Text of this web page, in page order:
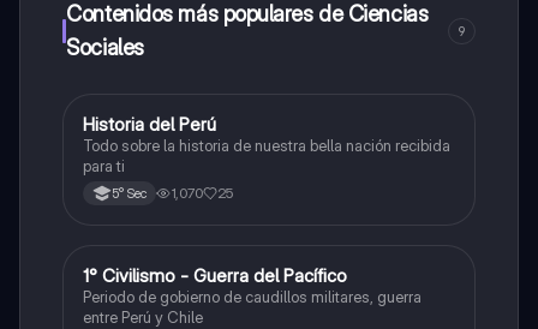
Contenidos más populares de Ciencias
Sociales
9
Ciencias Sociales
Historia del Perú
Todo sobre la historia de nuestra bella nación recibida
para ti
5° Sec 1,070 25
Ciencias Sociales
1° Civilismo - Guerra del Pacífico
Periodo de gobierno de caudillos militares, guerra
entre Perú y Chile